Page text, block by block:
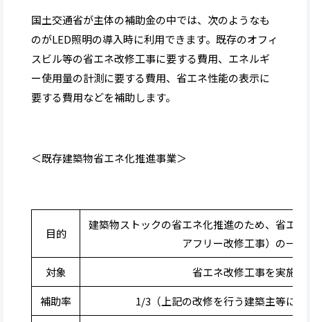
国土交通省が主体の補助金の中では、次のようなも
のがLED照明の導入時に利用できます。既存のオフィ
スビル等の省エネ改修工事に要する費用、エネルギ
ー使用量の計測に要する費用、省エネ性能の表示に
要する費用などを補助します。
＜既存建築物省エネ化推進事業＞
目的
建築物ストックの省エネ化推進のため、省エ
アフリー改修工事）の一
対象
省エネ改修工事を実施
補助率
1/3（上記の改修を行う建築主等に